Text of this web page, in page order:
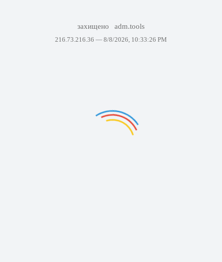
захищено adm.tools
216.73.216.36 — 8/8/2026, 10:33:26 PM